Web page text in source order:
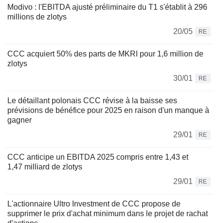
Modivo : l'EBITDA ajusté préliminaire du T1 s'établit à 296
millions de zlotys
20/05
RE
CCC acquiert 50% des parts de MKRI pour 1,6 million de
zlotys
30/01
RE
Le détaillant polonais CCC révise à la baisse ses
prévisions de bénéfice pour 2025 en raison d'un manque à
gagner
29/01
RE
CCC anticipe un EBITDA 2025 compris entre 1,43 et
1,47 milliard de zlotys
29/01
RE
L'actionnaire Ultro Investment de CCC propose de
supprimer le prix d'achat minimum dans le projet de rachat